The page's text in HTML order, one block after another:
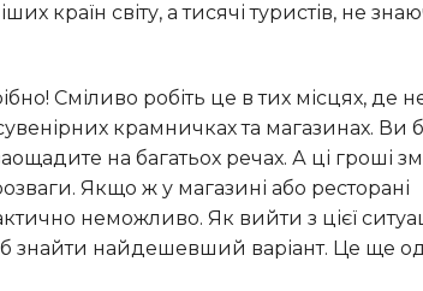
країн світу, а тисячі туристів, не
крамничках та магазинах. Ви
на багатьох речах. А ці гроші
Якщо ж у магазині або ресторані
неможливо. Як вийти з цієї
знайти найдешевший варіант. Це ще